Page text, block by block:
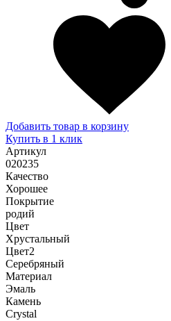
Добавить товар в корзину
Купить в 1 клик
Артикул
020235
Качество
Хорошее
Покрытие
родий
Цвет
Хрустальный
Цвет2
Серебряный
Материал
Эмаль
Камень
Сrystal